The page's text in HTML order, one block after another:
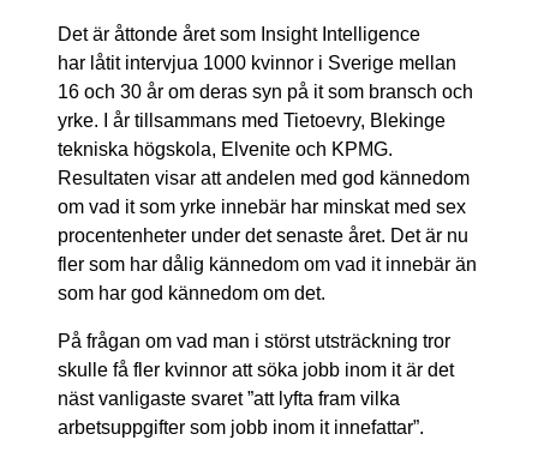
Det är åttonde året som Insight Intelligence
har låtit intervjua 1000 kvinnor i Sverige mellan
16 och 30 år om deras syn på it som bransch och
yrke. I år tillsammans med Tietoevry, Blekinge
tekniska högskola, Elvenite och KPMG.
Resultaten visar att andelen med god kännedom
om vad it som yrke innebär har minskat med sex
procentenheter under det senaste året. Det är nu
fler som har dålig kännedom om vad it innebär än
som har god kännedom om det.
På frågan om vad man i störst utsträckning tror
skulle få fler kvinnor att söka jobb inom it är det
näst vanligaste svaret ”att lyfta fram vilka
arbetsuppgifter som jobb inom it innefattar”.